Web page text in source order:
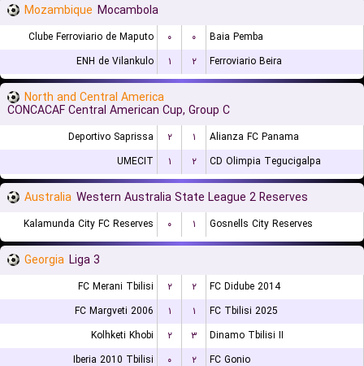
Mozambique Mocambola
Clube Ferroviario de Maputo ۰ ۰
Baia Pemba
ENH de Vilankulo
۱ ۲ Ferroviario Beira
North and Central America
CONCACAF Central American Cup, Group C
Deportivo Saprissa ۲ ۱
Alianza FC Panama
UMECIT
۱ ۲ CD Olimpia Tegucigalpa
Australia Western Australia State League 2 Reserves
Kalamunda City FC Reserves ۰ ۱ Gosnells City Reserves
Georgia Liga 3
FC Merani Tbilisi ۲ ۲
FC Didube 2014
FC Margveti 2006
۱ ۱
FC Tbilisi 2025
Kolhketi Khobi
۲ ۳
Dinamo Tbilisi II
Iberia 2010 Tbilisi
۰ ۲
FC Gonio